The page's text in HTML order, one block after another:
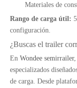
Materiales de
Rango de carga útil:
configuración.
¿Buscas el trailer
En Wondee semirrailer,
especializados
de carga. Desde